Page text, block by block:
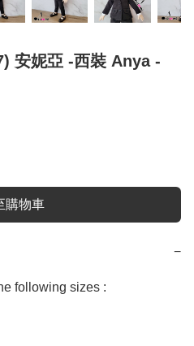
安妮亞 -西裝 Anya -
購物車
−
following sizes :